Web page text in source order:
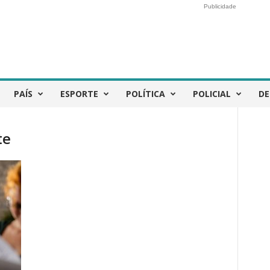
Publicidade
PAÍS ESPORTE POLÍTICA POLICIAL